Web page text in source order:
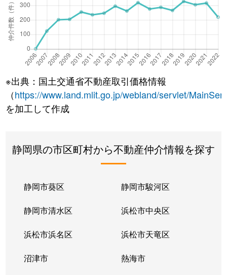
※出典：国土交通省不動産取引価格情報
（https://www.land.mlit.go.jp/webland/servlet/
を加工して作成
静岡県の市区町村から不動産仲介情報を探す
静岡市葵区 静岡市駿河区
静岡市清水区 浜松市中央区
浜松市浜名区 浜松市天竜区
沼津市 熱海市